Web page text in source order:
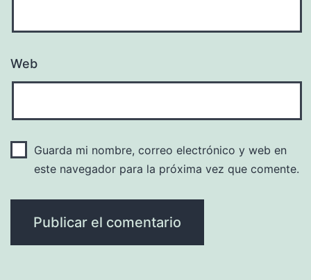
Web
Guarda mi nombre, correo electrónico y web en
este navegador para la próxima vez que comente.